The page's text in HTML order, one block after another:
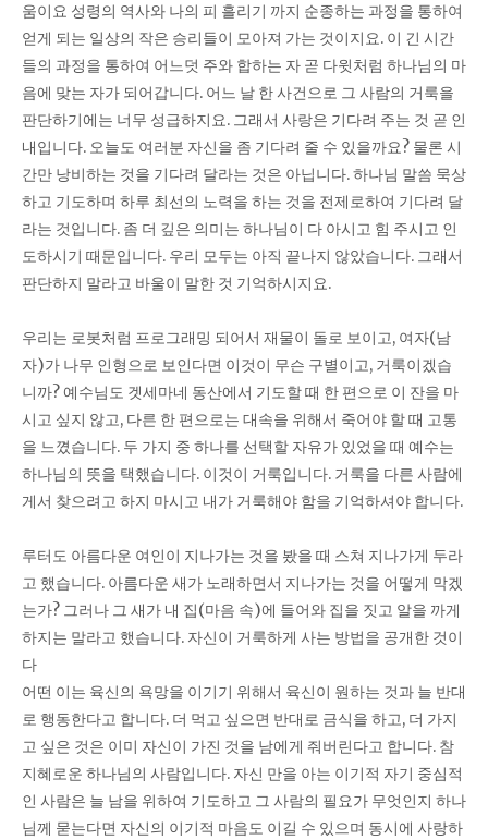
움이요 성령의 역사와 나의 피 흘리기 까지 순종하는 과정을 통하여
얻게 되는 일상의 작은 승리들이 모아져 가는 것이지요. 이 긴 시간
들의 과정을 통하여 어느덧 주와 합하는 자 곧 다윗처럼 하나님의 마
음에 맞는 자가 되어갑니다. 어느 날 한 사건으로 그 사람의 거룩을
판단하기에는 너무 성급하지요. 그래서 사랑은 기다려 주는 것 곧 인
내입니다. 오늘도 여러분 자신을 좀 기다려 줄 수 있을까요? 물론 시
간만 낭비하는 것을 기다려 달라는 것은 아닙니다. 하나님 말씀 묵상
하고 기도하며 하루 최선의 노력을 하는 것을 전제로하여 기다려 달
라는 것입니다. 좀 더 깊은 의미는 하나님이 다 아시고 힘 주시고 인
도하시기 때문입니다. 우리 모두는 아직 끝나지 않았습니다. 그래서
판단하지 말라고 바울이 말한 것 기억하시지요.
우리는 로봇처럼 프로그래밍 되어서 재물이 돌로 보이고, 여자(남
자)가 나무 인형으로 보인다면 이것이 무슨 구별이고, 거룩이겠습
니까? 예수님도 겟세마네 동산에서 기도할 때 한 편으로 이 잔을 마
시고 싶지 않고, 다른 한 편으로는 대속을 위해서 죽어야 할 때 고통
을 느꼈습니다. 두 가지 중 하나를 선택할 자유가 있었을 때 예수는
하나님의 뜻을 택했습니다. 이것이 거룩입니다. 거룩을 다른 사람에
게서 찾으려고 하지 마시고 내가 거룩해야 함을 기억하셔야 합니다.
루터도 아름다운 여인이 지나가는 것을 봤을 때 스쳐 지나가게 두라
고 했습니다. 아름다운 새가 노래하면서 지나가는 것을 어떻게 막겠
는가? 그러나 그 새가 내 집(마음 속)에 들어와 집을 짓고 알을 까게
하지는 말라고 했습니다. 자신이 거룩하게 사는 방법을 공개한 것이
다
어떤 이는 육신의 욕망을 이기기 위해서 육신이 원하는 것과 늘 반대
로 행동한다고 합니다. 더 먹고 싶으면 반대로 금식을 하고, 더 가지
고 싶은 것은 이미 자신이 가진 것을 남에게 줘버린다고 합니다. 참
지혜로운 하나님의 사람입니다. 자신 만을 아는 이기적 자기 중심적
인 사람은 늘 남을 위하여 기도하고 그 사람의 필요가 무엇인지 하나
님께 묻는다면 자신의 이기적 마음도 이길 수 있으며 동시에 사랑하